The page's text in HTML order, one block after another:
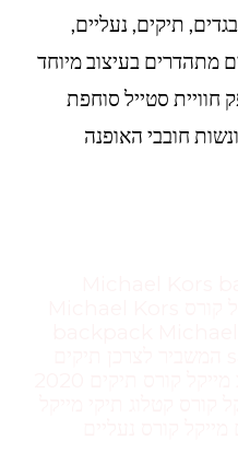
תיקים, נעליים,
מתהדרים בעיצוב מיוחד
חוויית סטייל סוחפת
חובבי האופנה